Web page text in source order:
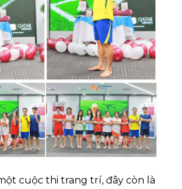
cuộc thi trang trí, đây còn là